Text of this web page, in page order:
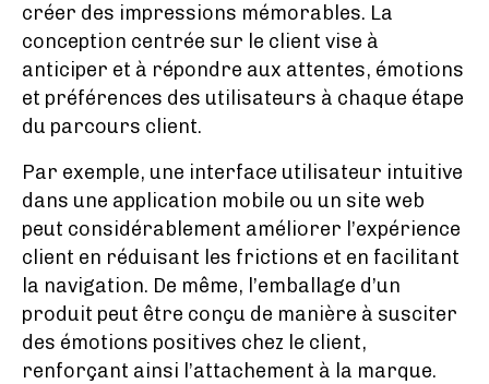
créer des impressions mémorables. La
conception centrée sur le client vise à
anticiper et à répondre aux attentes, émotions
et préférences des utilisateurs à chaque étape
du parcours client.
Par exemple, une interface utilisateur intuitive
dans une application mobile ou un site web
peut considérablement améliorer l’expérience
client en réduisant les frictions et en facilitant
la navigation. De même, l’emballage d’un
produit peut être conçu de manière à susciter
des émotions positives chez le client,
renforçant ainsi l’attachement à la marque.